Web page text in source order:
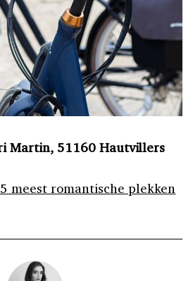
Martin, 51160 Hautvillers
meest romantische plekken